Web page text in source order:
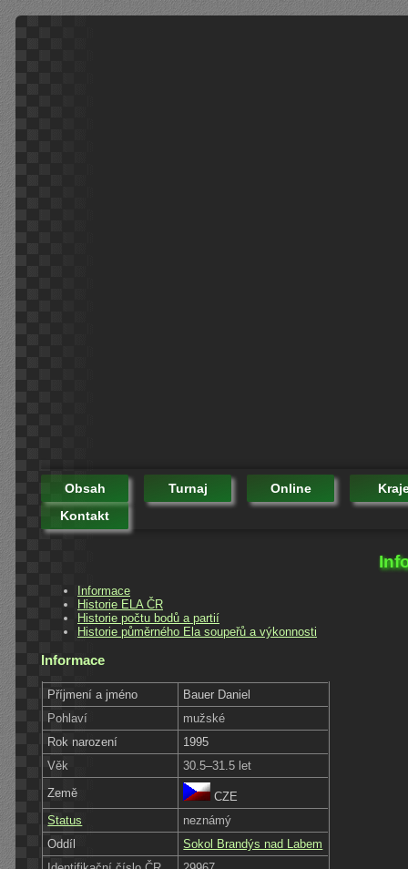
Obsah Turnaj Online
Kontakt
Informace
Historie ELA ČR
Historie počtu bodů a partií
Historie půměrného Ela soupeřů a výkonnosti
Informace
Příjmení a jméno
Bauer Daniel
Pohlaví
mužské
Rok narození
1995
Věk
30.5–31.5 let
Země
CZE
Status
neznámý
Oddíl
Sokol Brandýs nad Labem